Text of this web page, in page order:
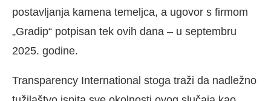
postavljanja kamena temeljca, a ugovor s firmom
„Gradip“ potpisan tek ovih dana – u septembru
2025. godine.
Transparency International stoga traži da nadležno